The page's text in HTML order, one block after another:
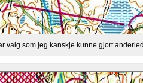
valg som jeg kanskje kunne gjort